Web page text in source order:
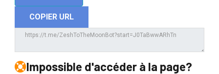
COPIER URL
Impossible d'accéder à la page?